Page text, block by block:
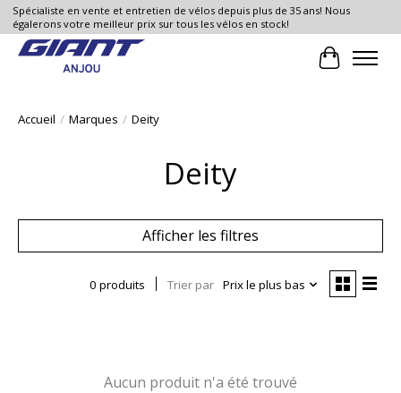
Spécialiste en vente et entretien de vélos depuis plus de 35 ans! Nous
égalerons votre meilleur prix sur tous les vélos en stock!
Panier
Accueil / Marques / Deity
Deity
Afficher les filtres
0 produits Trier par Prix le plus bas
Aucun produit n'a été trouvé